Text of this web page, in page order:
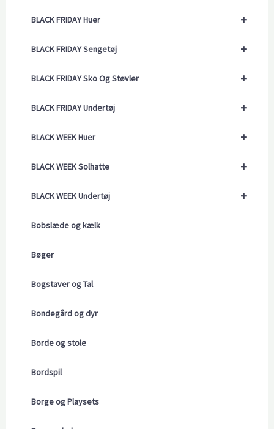
+
BLACK FRIDAY Huer
+
BLACK FRIDAY Sengetøj
+
BLACK FRIDAY Sko Og Støvler
+
BLACK FRIDAY Undertøj
+
BLACK WEEK Huer
+
BLACK WEEK Solhatte
+
BLACK WEEK Undertøj
Bobslæde og kælk
Bøger
Bogstaver og Tal
Bondegård og dyr
Borde og stole
Bordspil
Borge og Playsets